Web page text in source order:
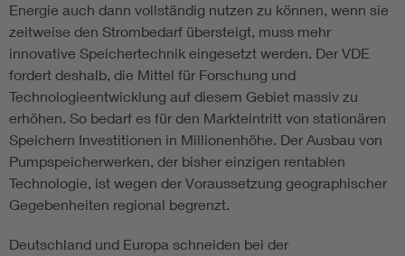
Energie auch dann vollständig nutzen zu können, wenn sie
zeitweise den Strombedarf übersteigt, muss mehr
innovative Speichertechnik eingesetzt werden. Der VDE
fordert deshalb, die Mittel für Forschung und
Technologieentwicklung auf diesem Gebiet massiv zu
erhöhen. So bedarf es für den Markteintritt von stationären
Speichern Investitionen in Millionenhöhe. Der Ausbau von
Pumpspeicherwerken, der bisher einzigen rentablen
Technologie, ist wegen der Voraussetzung geographischer
Gegebenheiten regional begrenzt.
Deutschland und Europa schneiden bei der